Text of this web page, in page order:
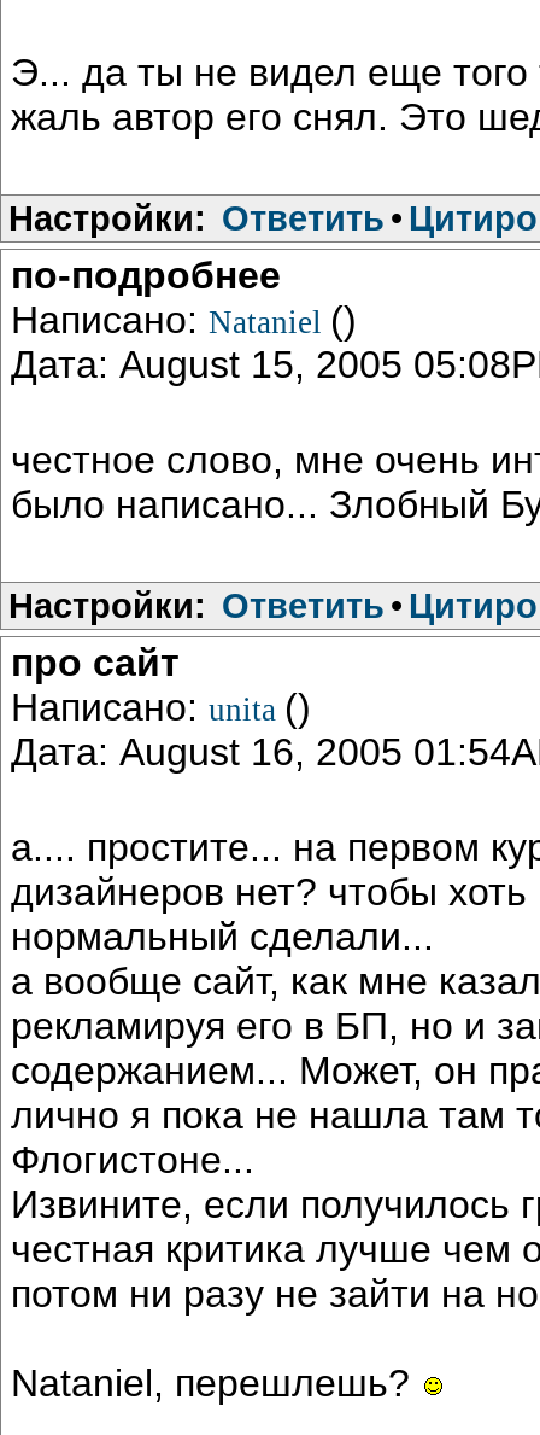
Э... да ты не видел еще того
жаль автор его снял. Это
Настройки: Ответить •
по-подробнее
Написано: Nataniel ()
Дата: August 15, 2005
честное слово, мне очень
было написано... Злобный
Настройки: Ответить •
про сайт
Написано: unita ()
Дата: August 16, 2005
а.... простите... на первом
дизайнеров нет? чтобы
нормальный сделали...
а вообще сайт, как мне
рекламируя его в БП, но и
содержанием... Может, он
лично я пока не нашла там
Флогистоне...
Извините, если получилось
честная критика лучше чем
потом ни разу не зайти на
Nataniel, перешлешь?